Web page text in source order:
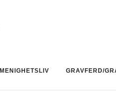
MENIGHETSLIV GRAVFERD/